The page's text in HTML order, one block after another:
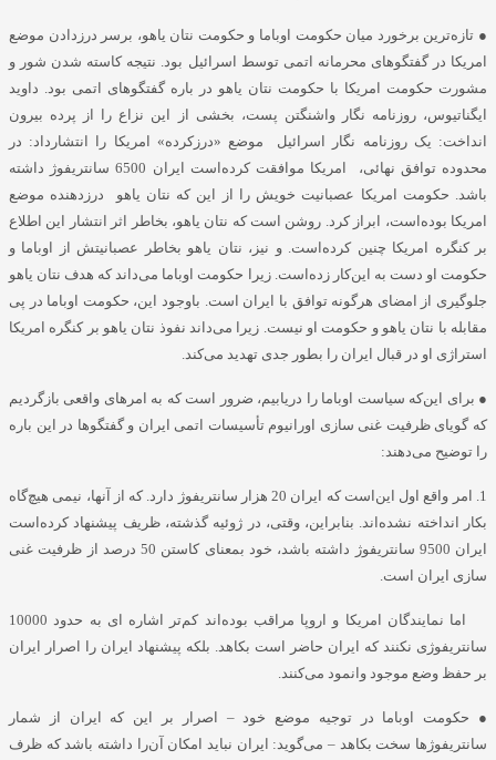
● تازه‌ترین برخورد میان حکومت اوباما و حکومت نتان یاهو، برسر درزدادن موضع
امریکا در گفتگوهای محرمانه اتمی توسط اسرائیل بود. نتیجه کاسته شدن شور و
مشورت حکومت امریکا با حکومت نتان یاهو در باره گفتگوهای اتمی بود. داوید
ایگناتیوس، روزنامه نگار واشنگتن پست، بخشی از این نزاع را از پرده بیرون
انداخت: یک روزنامه نگار اسرائیل موضع «درزکرده» امریکا را انتشارداد: در
محدوده توافق نهائی، امریکا موافقت کرده‌است ایران 6500 سانتریفوژ داشته
باشد. حکومت امریکا عصبانیت خویش را از این که نتان یاهو درزدهنده موضع
امریکا بوده‌است، ابراز کرد. روشن است که نتان یاهو، بخاطر اثر انتشار این اطلاع
بر کنگره امریکا چنین کرده‌است. و نیز، نتان یاهو بخاطر عصبانیتش از اوباما و
حکومت او دست به این‌کار زده‌است. زیرا حکومت اوباما می‌داند که هدف نتان یاهو
جلوگیری از امضای هرگونه توافق با ایران است. باوجود این، حکومت اوباما در پی
مقابله با نتان یاهو و حکومت او نیست. زیرا می‌داند نفوذ نتان یاهو بر کنگره امریکا
استراژی او در قبال ایران را بطور جدی تهدید می‌کند.
● برای این‌که سیاست اوباما را دریابیم، ضرور است که به امرهای واقعی بازگردیم
که گویای ظرفیت غنی سازی اورانیوم تأسیسات اتمی ایران و گفتگوها در این باره
را توضیح می‌دهند:
1. امر واقع اول این‌است که ایران 20 هزار سانتریفوژ دارد. که از آنها، نیمی هیچ‌گاه
بکار انداخته نشده‌اند. بنابراین، وقتی، در ژوئیه گذشته، ظریف پیشنهاد کرده‌است
ایران 9500 سانتریفوژ داشته باشد، خود بمعنای کاستن 50 درصد از ظرفیت غنی
سازی ایران است.
اما نمایندگان امریکا و اروپا مراقب بوده‌اند کم‌تر اشاره ای به حدود 10000
سانتریفوژی نکنند که ایران حاضر است بکاهد. بلکه پیشنهاد ایران را اصرار ایران
بر حفظ وضع موجود وانمود می‌کنند.
● حکومت اوباما در توجیه موضع خود – اصرار بر این که ایران از شمار
سانتریفوژها سخت بکاهد – می‌گوید: ایران نباید امکان آن‌را داشته باشد که ظرف